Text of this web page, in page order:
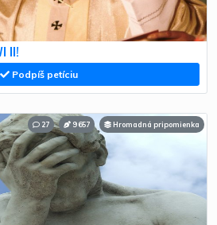
II!
Podpíš petíciu
27 9 657 Hromadná pripomienka